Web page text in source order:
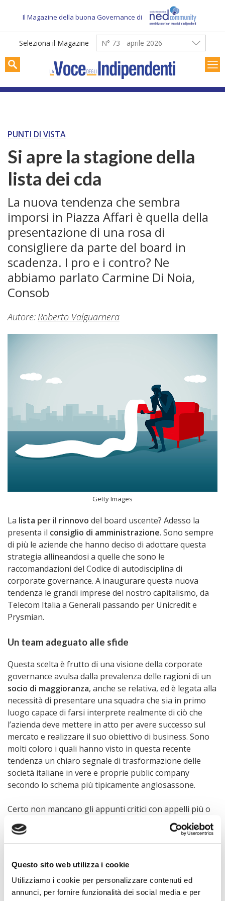
Questo sito web utilizza i cookie
Utilizziamo i cookie per personalizzare contenuti ed
annunci, per fornire funzionalità dei social media e per
content
Il Magazine della buona Governance di
Seleziona il Magazine N° 73 - aprile 2026
PUNTI DI VISTA
Si apre la stagione della
lista dei cda
La nuova tendenza che sembra
imporsi in Piazza Affari è quella della
presentazione di una rosa di
consigliere da parte del board in
scadenza. I pro e i contro? Ne
abbiamo parlato Carmine Di Noia,
Consob
Autore: Roberto Valguarnera
Getty Images
La lista per il rinnovo del board uscente? Adesso la
presenta il consiglio di amministrazione. Sono sempre
di più le aziende che hanno deciso di adottare questa
strategia allineandosi a quelle che sono le
raccomandazioni del Codice di autodisciplina di
corporate governance. A inaugurare questa nuova
tendenza le grandi imprese del nostro capitalismo, da
Telecom Italia a Generali passando per Unicredit e
Prysmian.
Un team adeguato alle sfide
Questa scelta è frutto di una visione della corporate
governance avulsa dalla prevalenza delle ragioni di un
socio di maggioranza, anche se relativa, ed è legata alla
necessità di presentare una squadra che sia in primo
luogo capace di farsi interprete realmente di ciò che
l’azienda deve mettere in atto per avere successo sul
mercato e realizzare il suo obiettivo di business. Sono
molti coloro i quali hanno visto in questa recente
tendenza un chiaro segnale di trasformazione delle
società italiane in vere e proprie public company
secondo lo schema più tipicamente anglosassone.
Certo non mancano gli appunti critici con appelli più o
meno espliciti al rischio di una sorta di auto-
perpetuazione del board che così rischia di sconfinare
nel terreno dell’auto-referenzialità. I sostenitori della
fatto che ilmercato e gli investitori apprezzano
questa soluzione perché rappresenta una garanzia di
elevata competenzedei consiglieri in particolare